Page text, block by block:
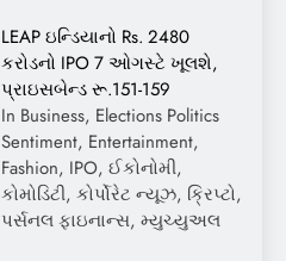
LEAP ઇન્ડિયાનો Rs. 2480
કરોડનો IPO 7 ઓગસ્ટે ખૂલશે,
પ્રાઇસબેન્ડ રૂ.151-159
In Business, Elections Politics
Sentiment, Entertainment,
Fashion, IPO, ઈકોનોમી,
કોમોડિટી, કોર્પોરેટ ન્યૂઝ, ક્રિપ્ટો,
પર્સનલ ફાઇનાન્સ, મ્યુચ્યુઅલ